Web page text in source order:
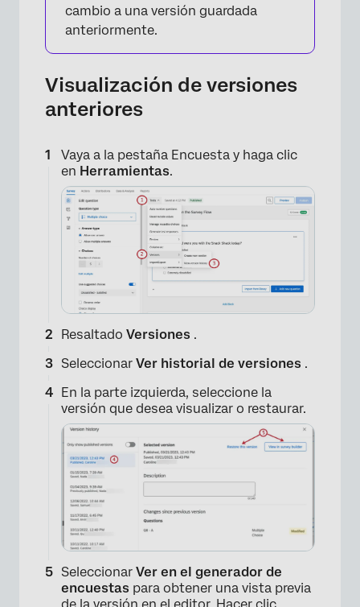
cambio a una versión guardada
anteriormente.
Visualización de versiones
anteriores
Vaya a la pestaña Encuesta y haga clic
en Herramientas.
Resaltado Versiones .
Seleccionar Ver historial de versiones .
En la parte izquierda, seleccione la
versión que desea visualizar o restaurar.
Seleccionar Ver en el generador de
encuestas para obtener una vista previa
de la versión en el editor. Hacer clic